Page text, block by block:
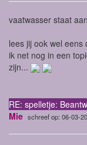
vaatwasser staat
lees jij ook wel eens
ik net nog in een
zijn...
RE: spelletje:
Mie schreef op: 06-03-